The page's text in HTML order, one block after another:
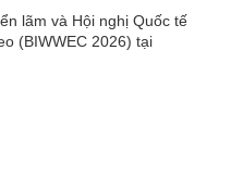
lãm và Hội nghị Quốc tế
(BIWWEC 2026) tại